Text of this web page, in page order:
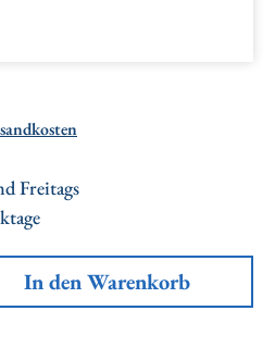
Freitags
den gewünschten
In den Warenkorb